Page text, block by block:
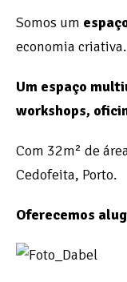
Somos um
economia criativa.
Um espaço
workshops,
Com 32m² de
Cedofeita, Porto.
Oferecemos